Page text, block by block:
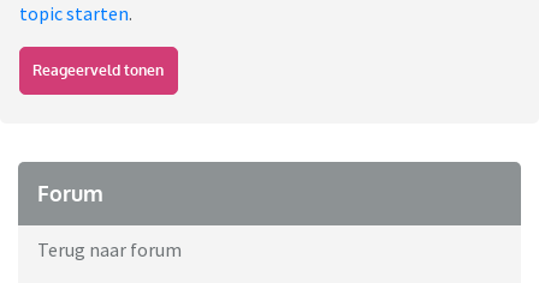
topic starten.
Reageerveld tonen
Forum
Terug naar forum